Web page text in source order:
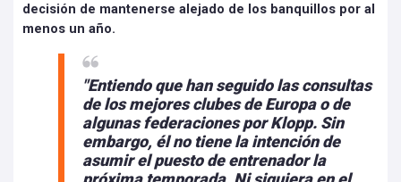
decisión de mantenerse alejado de los banquillos por al
menos un año.
"Entiendo que han seguido las consultas
de los mejores clubes de Europa o de
algunas federaciones por Klopp. Sin
embargo, él no tiene la intención de
asumir el puesto de entrenador la